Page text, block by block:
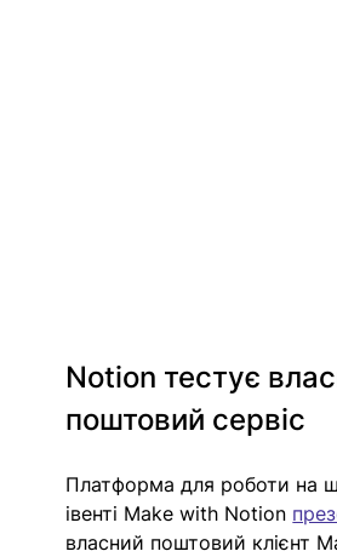
Notion тестує
поштовий сервіс
Платформа для роботи на
івенті Make with Notion
власний поштовий клієнт